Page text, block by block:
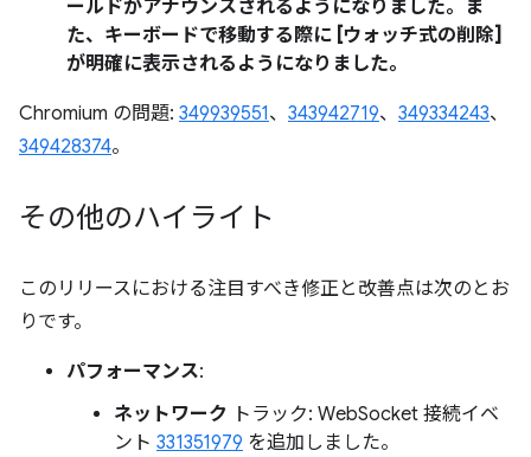
ールドがアナウンスされるようになりました。ま
た、キーボードで移動する際に [ウォッチ式の削除]
が明確に表示されるようになりました。
Chromium の問題: 349939551、 343942719、 349334243、
349428374。
その他のハイライト
このリリースにおける注目すべき修正と改善点は次のとお
りです。
パフォーマンス:
ネットワーク トラック: WebSocket 接続イベ
ント 331351979 を追加しました。